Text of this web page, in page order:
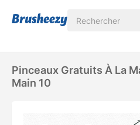
Pinceaux Gratuits À La
Main 10